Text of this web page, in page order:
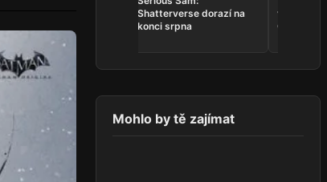
Shatterverse dorazí na
konci srpna
vrací do
Online v
Mohlo by tě zajímat